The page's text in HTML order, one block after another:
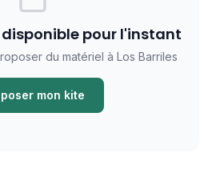
pour l'instant
du matériel à Los Barriles
mon kite